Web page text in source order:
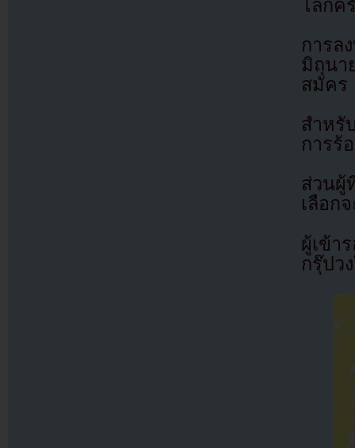
โลกค
การล
มิถุนา
สมัคร
สำหรั
การร้
ส่วนผู้
เลือก
ผู้เข้า
กรุ๊ปว